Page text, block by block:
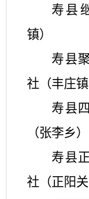
寿县
镇）
寿县
社（丰庄镇
寿县
（张李乡）
寿县
社（正阳关